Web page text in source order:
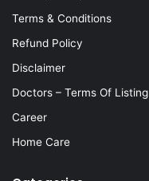
Terms & Conditions
Refund Policy
Disclaimer
Doctors – Terms Of Listing
Career
Home Care